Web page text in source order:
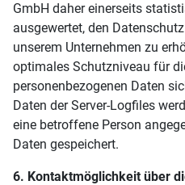
GmbH daher einerseits
ausgewertet, den
unserem Unternehmen zu
optimales Schutzniveau für
personenbezogenen Daten
Daten der Server-Logfiles
eine betroffene Person
Daten gespeichert.
6. Kontaktmöglichkeit über